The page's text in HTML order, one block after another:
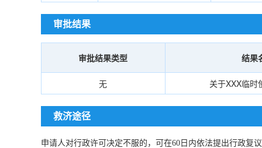
审批结果
审批结果类型 结果
无 关于XXX临时
救济途径
申请人对行政许可决定不服的，可在60日内依法提出行政复